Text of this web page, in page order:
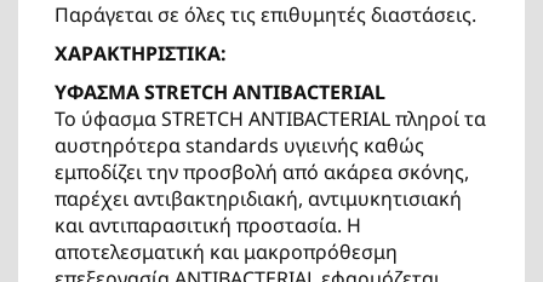
Παράγεται σε όλες τις επιθυμητές διαστάσεις.
ΧΑΡΑΚΤΗΡΙΣΤΙΚΑ:
ΥΦΑΣΜΑ STRETCH ANTIBACTERIAL
Το ύφασμα STRETCH ANTIBACTERIAL πληροί τα
αυστηρότερα standards υγιεινής καθώς
εμποδίζει την προσβολή από ακάρεα σκόνης,
παρέχει αντιβακτηριδιακή, αντιμυκητισιακή
και αντιπαρασιτική προστασία. Η
αποτελεσματική και μακροπρόθεσμη